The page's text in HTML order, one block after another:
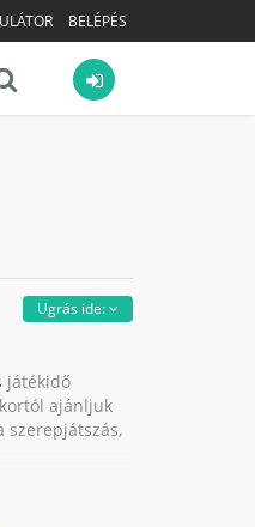
BELÉPÉS
Ugrás ide:
játékidő
ajánljuk
szerepjátszás,